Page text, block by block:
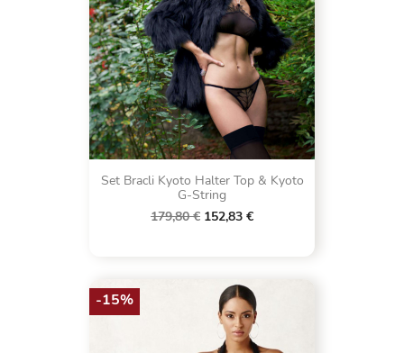
Set Bracli Kyoto Halter Top & Kyoto
G-String
179,80 € 152,83 €
-15%